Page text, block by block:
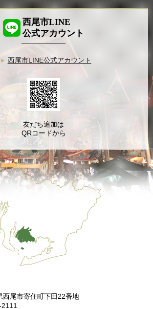
尾市寄住町下田22番地
西尾市LINE
公式アカウント
西尾市LINE公式アカウント
友だち追加は
QRコードから